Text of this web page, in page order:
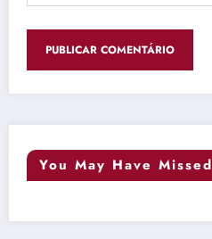
You May Have Missed